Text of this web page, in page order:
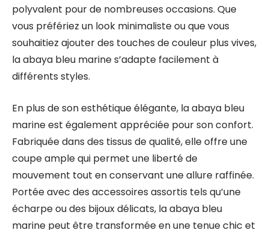
polyvalent pour de nombreuses occasions. Que
vous préfériez un look minimaliste ou que vous
souhaitiez ajouter des touches de couleur plus vives,
la abaya bleu marine s’adapte facilement à
différents styles.
En plus de son esthétique élégante, la abaya bleu
marine est également appréciée pour son confort.
Fabriquée dans des tissus de qualité, elle offre une
coupe ample qui permet une liberté de
mouvement tout en conservant une allure raffinée.
Portée avec des accessoires assortis tels qu’une
écharpe ou des bijoux délicats, la abaya bleu
marine peut être transformée en une tenue chic et